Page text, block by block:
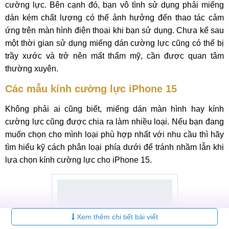
cường lực. Bên cạnh đó, bạn vô tình sử dụng phải miếng
dán kém chất lượng có thể ảnh hưởng đến thao tác cảm
ứng trên màn hình điện thoại khi bạn sử dụng. Chưa kể sau
một thời gian sử dụng miếng dán cường lực cũng có thể bị
trầy xước và trở nên mất thẩm mỹ, cần được quan tâm
thường xuyên.
Các mẫu kính cường lực iPhone 15
Không phải ai cũng biết, miếng dán màn hình hay kính
cường lực cũng được chia ra làm nhiều loại. Nếu bạn đang
muốn chọn cho mình loại phù hợp nhất với nhu cầu thì hãy
tìm hiểu kỹ cách phân loại phía dưới để tránh nhầm lẫn khi
lựa chọn kính cường lực cho iPhone 15.
Xem thêm chi tiết bài viết